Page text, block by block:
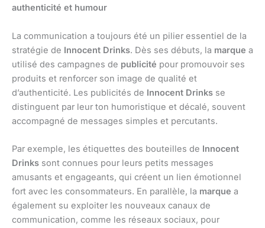
authenticité et humour
La communication a toujours été un pilier essentiel de la
stratégie de Innocent Drinks. Dès ses débuts, la marque a
utilisé des campagnes de publicité pour promouvoir ses
produits et renforcer son image de qualité et
d’authenticité. Les publicités de Innocent Drinks se
distinguent par leur ton humoristique et décalé, souvent
accompagné de messages simples et percutants.
Par exemple, les étiquettes des bouteilles de Innocent
Drinks sont connues pour leurs petits messages
amusants et engageants, qui créent un lien émotionnel
fort avec les consommateurs. En parallèle, la marque a
également su exploiter les nouveaux canaux de
communication, comme les réseaux sociaux, pour